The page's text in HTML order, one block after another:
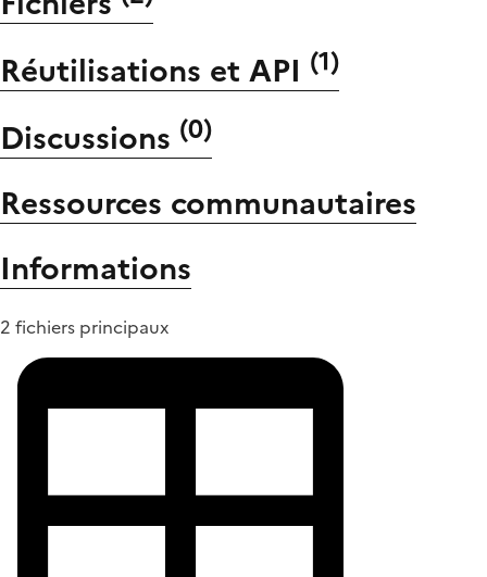
Réutilisations et API (1)
Discussions (0)
Ressources communautaires
Informations
2 fichiers principaux